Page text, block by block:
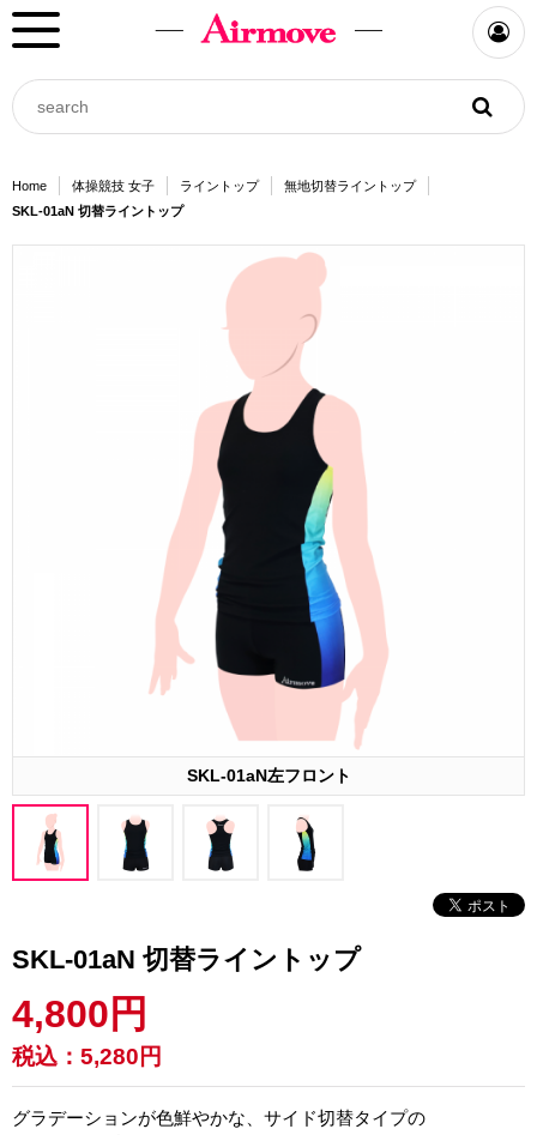
Home 体操競技 女子 ライントップ
無地切替ライントップ
SKL-01aN 切替ライントップ
SKL-01aN左フロント
SKL-01aN 切替ライントップ
4,800円
税込： 5,280円
グラデーションが色鮮やかな、サイド切替タイプの